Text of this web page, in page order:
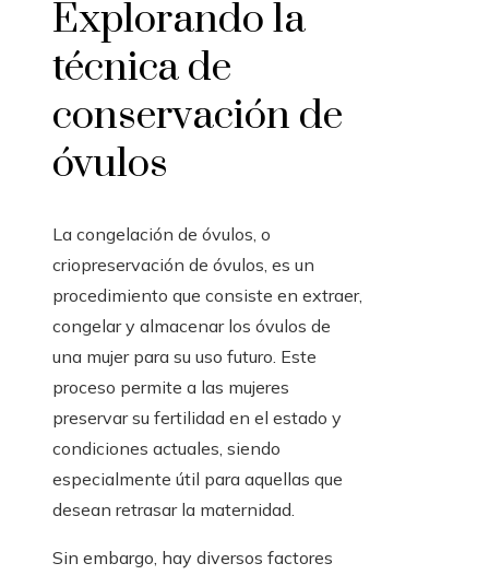
Explorando la
técnica de
conservación de
óvulos
La congelación de óvulos, o
criopreservación de óvulos, es un
procedimiento que consiste en extraer,
congelar y almacenar los óvulos de
una mujer para su uso futuro. Este
proceso permite a las mujeres
preservar su fertilidad en el estado y
condiciones actuales, siendo
especialmente útil para aquellas que
desean retrasar la maternidad.
Sin embargo, hay diversos factores